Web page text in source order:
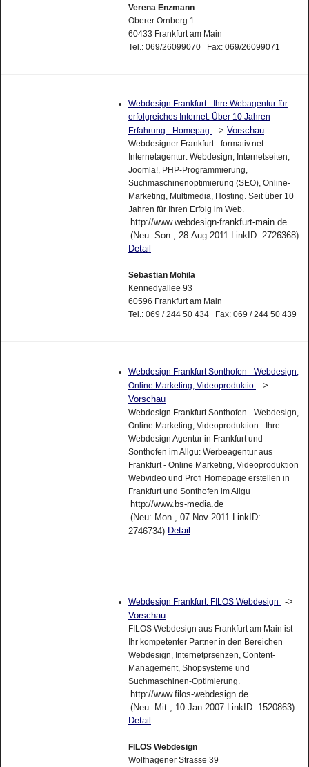
Verena Enzmann
Oberer Ornberg 1
60433 Frankfurt am Main
Tel.: 069/26099070 Fax: 069/26099071
Webdesign Frankfurt - Ihre Webagentur für
erfolgreiches Internet. Über 10 Jahren
Erfahrung - Homepag
-> Vorschau
Webdesigner Frankfurt - formativ.net
Internetagentur: Webdesign, Internetseiten,
Joomla!, PHP-Programmierung,
Suchmaschinenoptimierung (SEO), Online-
Marketing, Multimedia, Hosting. Seit über 10
Jahren für Ihren Erfolg im Web.
http://www.webdesign-frankfurt-main.de
(Neu: Son , 28.Aug 2011 LinkID: 2726368)
Detail
Sebastian Mohila
Kennedyallee 93
60596 Frankfurt am Main
Tel.: 069 / 244 50 434 Fax: 069 / 244 50 439
Webdesign Frankfurt Sonthofen - Webdesign,
Online Marketing, Videoproduktio
->
Vorschau
Webdesign Frankfurt Sonthofen - Webdesign,
Online Marketing, Videoproduktion - Ihre
Webdesign Agentur in Frankfurt und
Sonthofen im Allgu: Werbeagentur aus
Frankfurt - Online Marketing, Videoproduktion
Webvideo und Profi Homepage erstellen in
Frankfurt und Sonthofen im Allgu
http://www.bs-media.de
(Neu: Mon , 07.Nov 2011 LinkID:
2746734) Detail
Webdesign Frankfurt: FILOS Webdesign
->
Vorschau
FILOS Webdesign aus Frankfurt am Main ist
Ihr kompetenter Partner in den Bereichen
Webdesign, Internetprsenzen, Content-
Management, Shopsysteme und
Suchmaschinen-Optimierung.
http://www.filos-webdesign.de
(Neu: Mit , 10.Jan 2007 LinkID: 1520863)
Detail
FILOS Webdesign
Wolfhagener Strasse 39